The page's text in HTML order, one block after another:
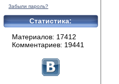
Забыли пароль?
Статистика:
Материалов: 17412
Комментариев: 19441